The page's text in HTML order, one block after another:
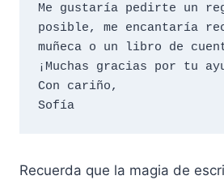
Me gustaría pedirte un
posible, me encantaría
muñeca o un libro de
¡Muchas gracias por tu
Con cariño,
Sofía
Recuerda que la magia de